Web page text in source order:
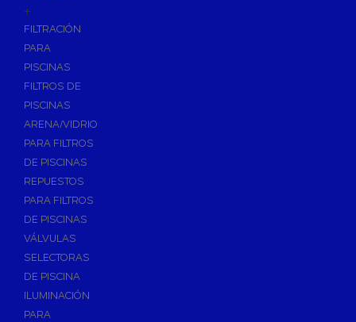
+
FILTRACIÓN
PARA
PISCINAS
FILTROS DE
PISCINAS
ARENA/VIDRIO
PARA FILTROS
DE PISCINAS
REPUESTOS
PARA FILTROS
DE PISCINAS
VÁLVULAS
SELECTORAS
DE PISCINA
ILUMINACIÓN
PARA